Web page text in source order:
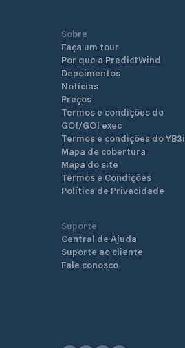
Sobre
Faça um tour
Por que a PredictWind
Depoimentos
Notícias
Preços
Termos e condições do
GO!/GO! exec
Termos e condições do YB3i
Mapa de cobertura
Mapa do site
Termos e Condições
Política de Privacidade
Suporte
Central de Ajuda
Suporte ao cliente
Fale conosco